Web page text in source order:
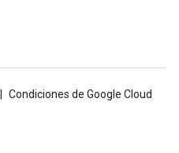
Condiciones de Google Cloud